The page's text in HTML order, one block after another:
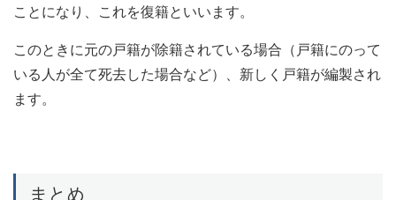
ことになり、これを復籍といいます。
このときに元の戸籍が除籍されている場合（戸籍にのって
いる人が全て死去した場合など）、新しく戸籍が編製され
ます。